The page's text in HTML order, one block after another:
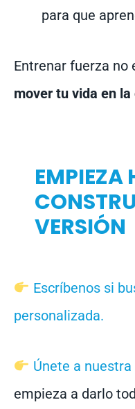
para que
Entrenar fuerza no
mover tu vida en
EMPIEZA
VERSIÓN
Escríbenos si
personalizada.
Únete a
empieza a darlo